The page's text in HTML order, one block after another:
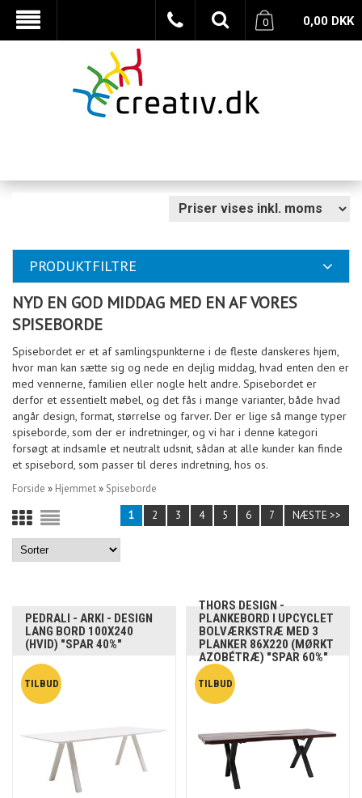
0,00 DKK
0
PRODUKTFILTRE
NYD EN GOD MIDDAG MED EN AF VORES
SPISEBORDE
Spisebordet er et af samlingspunkterne i de fleste danskeres hjem,
hvor man kan sætte sig og nede en dejlig middag, hvad enten den er
med vennerne, familien eller nogle helt andre. Spisebordet er
derfor et essentielt møbel, og det fås i mange varianter, både hvad
angår design, format, størrelse og farver. Der er lige så mange typer
spiseborde, som der er indretninger, og vi har i denne kategori
forsøgt at indsamle et neutralt udsnit, sådan at alle kunder kan finde
et spisebord, som passer til deres indretning, hos os.
Forside » Hjemmet» Spiseborde
1
2 3 4 5 6 7 NÆSTE >>
PEDRALI - ARKI - DESIGN
LANG BORD 100X240
(HVID) "SPAR 40%"
THORS DESIGN -
PLANKEBORD I UPCYCLET
BOLVÆRKSTRÆ MED 3
PLANKER 86X220 (MØRKT
AZOBÉTRÆ) "SPAR 60%"